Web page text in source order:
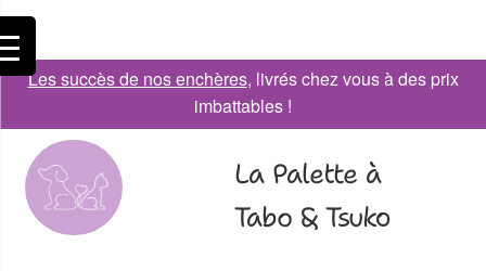
Les succès de nos enchères, livrés chez vous à des prix
imbattables !
La Palette à
Tabo & Tsuko